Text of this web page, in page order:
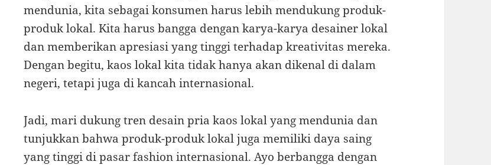
mendunia, kita sebagai konsumen harus lebih mendukung produk-
produk lokal. Kita harus bangga dengan karya-karya desainer lokal
dan memberikan apresiasi yang tinggi terhadap kreativitas mereka.
Dengan begitu, kaos lokal kita tidak hanya akan dikenal di dalam
negeri, tetapi juga di kancah internasional.
Jadi, mari dukung tren desain pria kaos lokal yang mendunia dan
tunjukkan bahwa produk-produk lokal juga memiliki daya saing
yang tinggi di pasar fashion internasional. Ayo berbangga dengan